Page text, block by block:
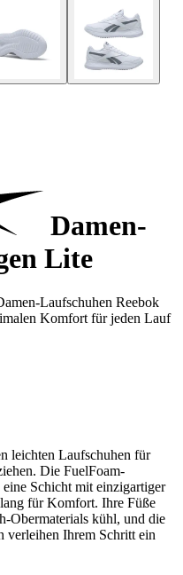
Damen-
Lite
Laufschuhen Reebok
Komfort für jeden Lauf
leichten Laufschuhen für
Die FuelFoam-
Schicht mit einzigartiger
für Komfort. Ihre Füße
Obermaterials kühl, und die
verleihen Ihrem Schritt ein